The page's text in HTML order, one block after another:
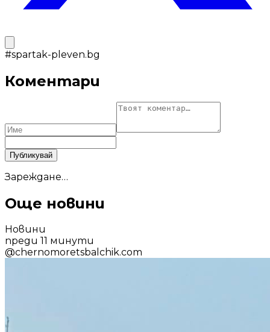
#spartak-pleven.bg
Коментари
Публикувай
Зареждане…
Още новини
Новини
преди 11 минути
@chernomoretsbalchik.com